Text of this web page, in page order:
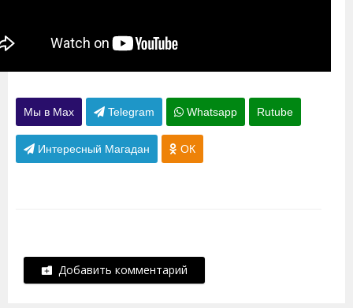
Мы в Max Telegram Whatsapp Rutube
Интересный Магадан ОК
Добавить комментарий